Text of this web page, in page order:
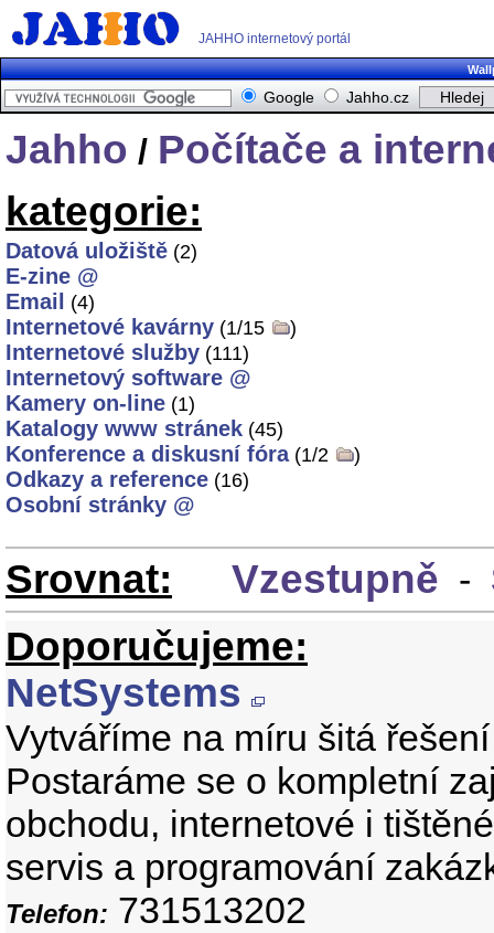
JAHHO internetový portál
Google Jahho.cz
Jahho / Počítače a
kategorie:
Datová uložiště (2)
E-zine @
Email
(4)
Internetové kavárny (1/15 )
Internetové služby (111)
Internetový software @
Kamery on-line (1)
Katalogy www stránek (45)
Konference a diskusní fóra(1/2 )
Odkazy a reference (16)
Osobní stránky @
Srovnat: Vzestupně -
Doporučujeme:
NetSystems
Vytváříme na míru šitá
Postaráme se o kompletní
obchodu, internetové i
servis a programování
Telefon: 731513202